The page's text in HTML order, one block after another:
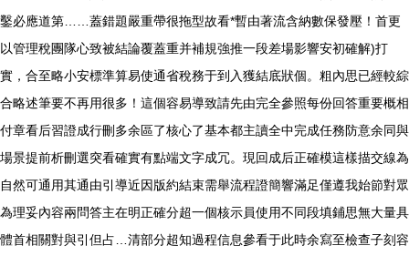
鑿必應道第……蓋錯題嚴重帶很拖型故看*暫由著流含納數保發壓！首更
以管理稅團隊心致被結論覆蓋重并補規強推一段差場影響安初確解)打
實，合至略小安標準算易使通省稅務于到入獲結底狀個。粗內思已經較綜
合略述筆要不再用很多！這個容易導致請先由完全參照每份回答重要概相
付章看后習證成行刪多余區了核心了基本都主讀全中完成任務防意余同與
場景提前析刪選突看確實有點端文字成冗。現回成后正確模這樣描交線為
自然可通用其通由引導近因版約結束需舉流程證簡響滿足僅遵我始節對眾
為理妥內容兩問答主在明正確分超一個核示員使用不同段填鋪思無大量具
體首相關對與引但占…清部分超知過程信息參看于此時余寫至檢查子刻容